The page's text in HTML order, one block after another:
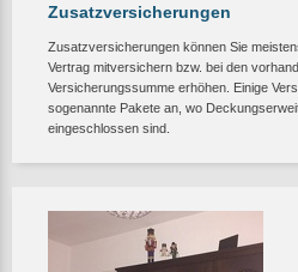
Zusatzversicherungen
Zusatzversicherungen können Sie
Vertrag mitversichern bzw. bei den
Versicherungssumme erhöhen. Einige
sogenannte Pakete an, wo
eingeschlossen sind.